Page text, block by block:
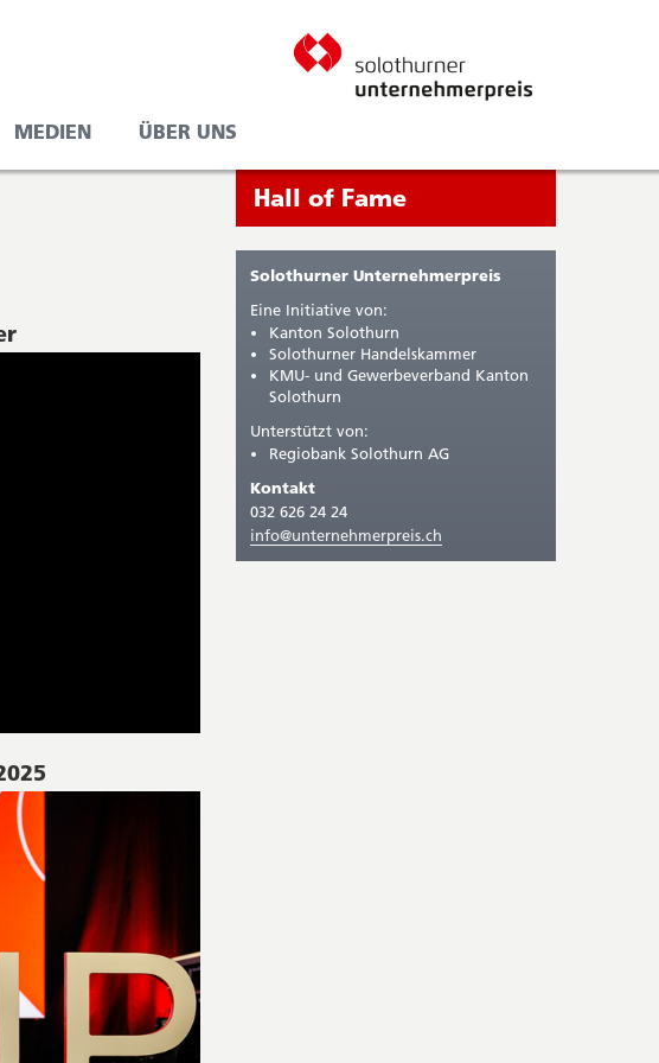
MEDIEN ÜBER UNS
Sie
befinden
sich
gerade
in:
Hall of Fame
Seitenleiste
Solothurner Unternehmerpreis
Eine Initiative von:
Kanton Solothurn
Solothurner Handelskammer
KMU- und Gewerbeverband Kanton
Solothurn
Unterstützt von:
Regiobank Solothurn AG
Kontakt
032 626 24 24
info@unternehmerpreis.ch